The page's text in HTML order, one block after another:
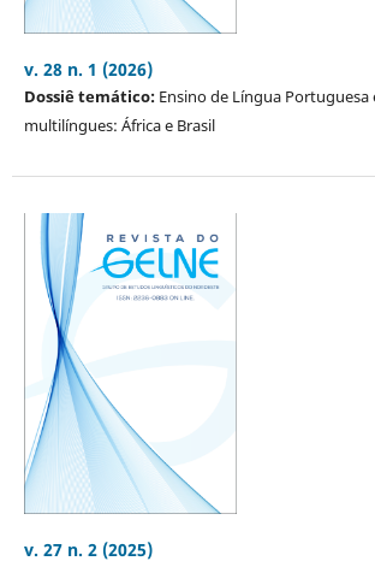
v. 28 n. 1 (2026)
Dossiê temático:Ensino de Língua
multilíngues: África e Brasil
v. 27 n. 2 (2025)